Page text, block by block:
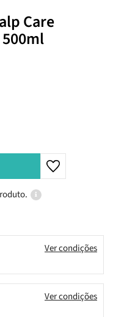
Care
Ver condições
Ver condições